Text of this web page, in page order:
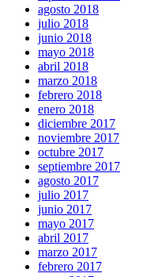
agosto 2018
julio 2018
junio 2018
mayo 2018
abril 2018
marzo 2018
febrero 2018
enero 2018
diciembre 2017
noviembre 2017
octubre 2017
septiembre 2017
agosto 2017
julio 2017
junio 2017
mayo 2017
abril 2017
marzo 2017
febrero 2017